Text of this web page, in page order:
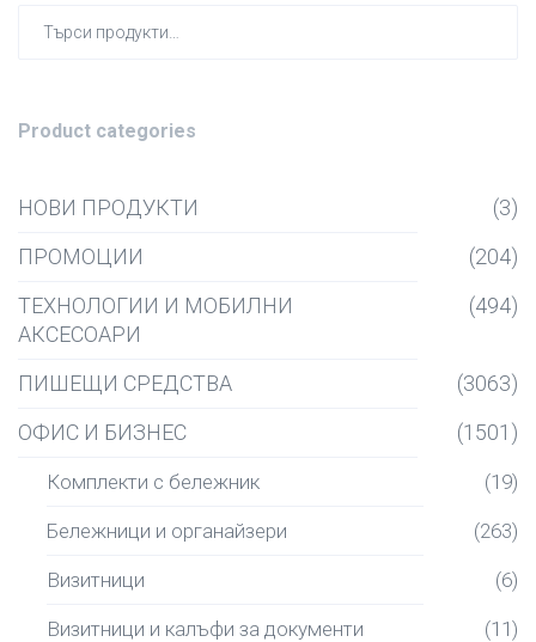
Product categories
НОВИ ПРОДУКТИ
(3)
ПРОМОЦИИ
(204)
ТЕХНОЛОГИИ И МОБИЛНИ
АКСЕСОАРИ
(494)
ПИШЕЩИ СРЕДСТВА
(3063)
ОФИС И БИЗНЕС
(1501)
Комплекти с бележник (19)
Бележници и органайзери (263)
Визитници (6)
Визитници и калъфи за документи (11)